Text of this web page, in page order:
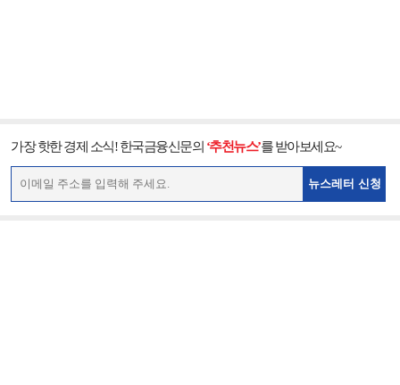
가장 핫한 경제 소식! 한국금융신문의 ‘추천뉴스’를 받아보세요~
뉴스레터 신청